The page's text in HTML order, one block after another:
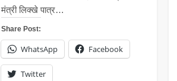
मंत्री लिक्खे पात्र…
Share Post:
WhatsApp Facebook
Twitter